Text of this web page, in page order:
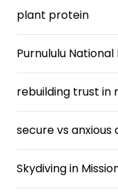
plant protein
Purnululu National
rebuilding trust in
secure vs
Skydiving in